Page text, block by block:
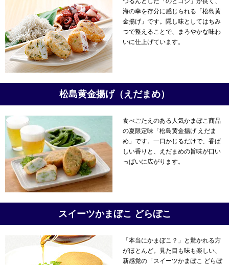
海の幸を存分に感じられる「松島黄
金揚げ」です。隠し味としてはちみ
つで整えることで、まろやかな味わ
いに仕上げています。
松島黄金揚げ（えだまめ）
食べごたえのある人気かまぼこ商品
の夏限定味「松島黄金揚げ えだま
め」です。一口かじるだけで、香ば
しい香りと、えだまめの旨味が口い
っぱいに広がります。
スイーツかまぼこ どらぼこ
「本当にかまぼこ？」と驚かれる方
がほとんど。見た目も味も楽しい、
新感覚の「スイーツかまぼこ どらぼ